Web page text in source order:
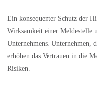
Ein konsequenter Schutz der
Wirksamkeit einer Meldestelle
Unternehmens. Unternehmen,
erhöhen das Vertrauen in die
Risiken.